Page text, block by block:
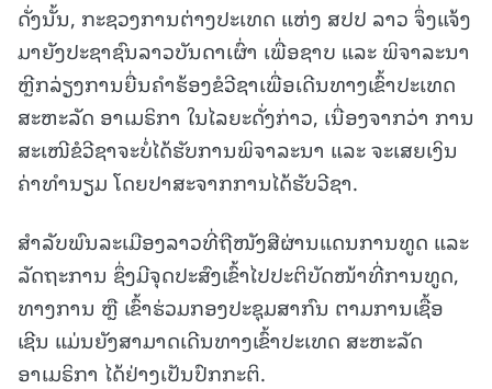
ດັ່ງນັ້ນ, ກະຊວງການຕ່າງປະເທດ ແຫ່ງ ສປປ ລາວ ຈຶ່ງແຈ້ງ
ມາຍັງປະຊາຊົນລາວບັນດາເຜົ່າ ເພື່ອຊາບ ແລະ ພິຈາລະນາ
ຫຼີກລ່ຽງການຍື່ນຄໍາຮ້ອງຂໍວີຊາເພື່ອເດີນທາງເຂົ້າປະເທດ
ສະຫະລັດ ອາເມຣິກາ ໃນໄລຍະດັ່ງກ່າວ, ເນື່ອງຈາກວ່າ ການ
ສະເໜີຂໍວີຊາຈະບໍ່ໄດ້ຮັບການພິຈາລະນາ ແລະ ຈະເສຍເງິນ
ຄ່າທໍານຽມ ໂດຍປາສະຈາກການໄດ້ຮັບວີຊາ.
ສໍາລັບພົນລະເມືອງລາວທີ່ຖືໜັງສືຜ່ານແດນການທູດ ແລະ
ລັດຖະການ ຊຶ່ງມີຈຸດປະສົງເຂົ້າໄປປະຕິບັດໜ້າທີ່ການທູດ,
ທາງການ ຫຼື ເຂົ້າຮ່ວມກອງປະຊຸມສາກົນ ຕາມການເຊື້ອ
ເຊີນ ແມ່ນຍັງສາມາດເດີນທາງເຂົ້າປະເທດ ສະຫະລັດ
ອາເມຣິກາ ໄດ້ຢ່າງເປັນປົກກະຕິ.